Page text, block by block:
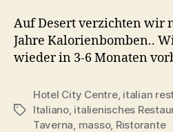
Auf Desert verzichten wir
Jahre Kalorienbomben..
wieder in 3-6 Monaten
Schlagwörter
Hotel City Centre, italian
Italiano, italienisches
Taverna, masso, Ristorante